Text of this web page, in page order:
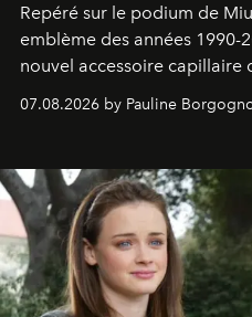
Repéré sur le podium de
emblème des années 1990-
nouvel accessoire capillaire
s'arrachent déjà.
07.08.2026 by Pauline